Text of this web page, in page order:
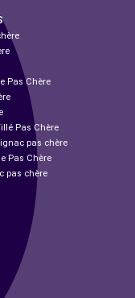
Pas Chère
Pas Chère
pas chère
Pas Chère
pas chère